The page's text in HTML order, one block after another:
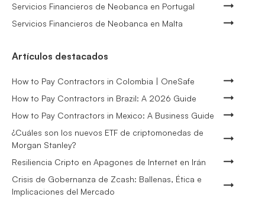
Servicios Financieros de Neobanca en Portugal
Servicios Financieros de Neobanca en Malta
Artículos destacados
How to Pay Contractors in Colombia | OneSafe
How to Pay Contractors in Brazil: A 2026 Guide
How to Pay Contractors in Mexico: A Business Guide
¿Cuáles son los nuevos ETF de criptomonedas de
Morgan Stanley?
Resiliencia Cripto en Apagones de Internet en Irán
Crisis de Gobernanza de Zcash: Ballenas, Ética e
Implicaciones del Mercado